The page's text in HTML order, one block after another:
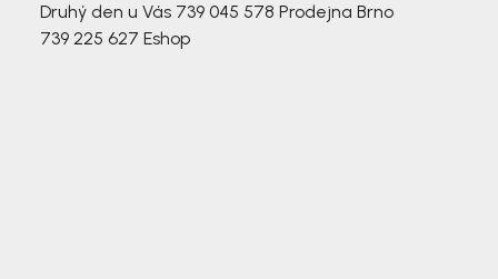
Druhý den u Vás 739 045 578 Prodejna Brno
739 225 627 Eshop